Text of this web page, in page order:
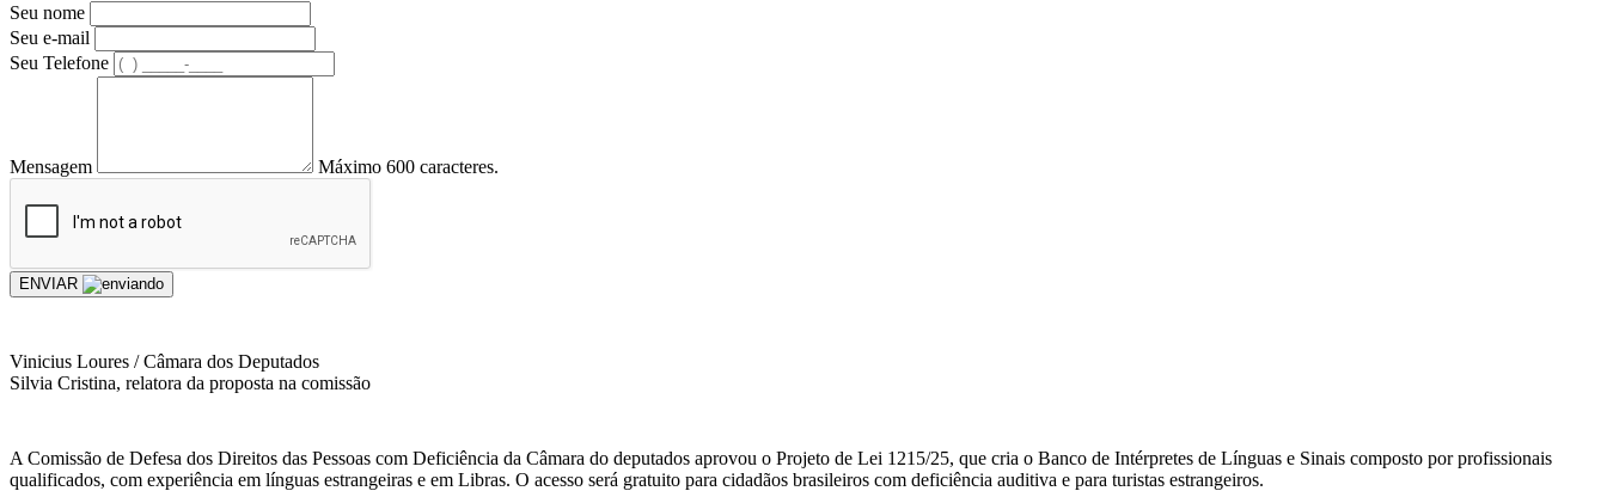
Seu nome
Seu e-mail
Seu Telefone
Mensagem Máximo 600 caracteres.
ENVIAR
Vinicius Loures / Câmara dos Deputados
Silvia Cristina, relatora da proposta na comissão
A Comissão de Defesa dos Direitos das Pessoas com Deficiência da Câmara do deputados aprovou o Projeto de Lei 1215/25, que cria o Banco de Intérpretes de Línguas e Sinais composto por profissionais
qualificados, com experiência em línguas estrangeiras e em Libras. O acesso será gratuito para cidadãos brasileiros com deficiência auditiva e para turistas estrangeiros.